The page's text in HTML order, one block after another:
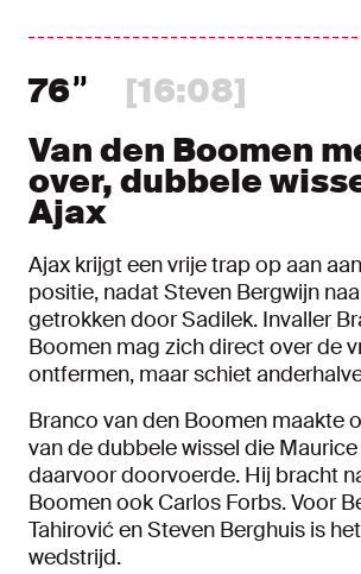
76
[16:08]
Van den Boomen
over, dubbele
Ajax
Ajax krijgt een vrije trap op aan
positie, nadat Steven Bergwijn
getrokken door Sadilek. Invaller
Boomen mag zich direct over de
ontfermen, maar schiet
Branco van den Boomen maakte
van de dubbele wissel die
daarvoor doorvoerde. Hij bracht
Boomen ook Carlos Forbs. Voor
Tahirović en Steven Berghuis is
wedstrijd.